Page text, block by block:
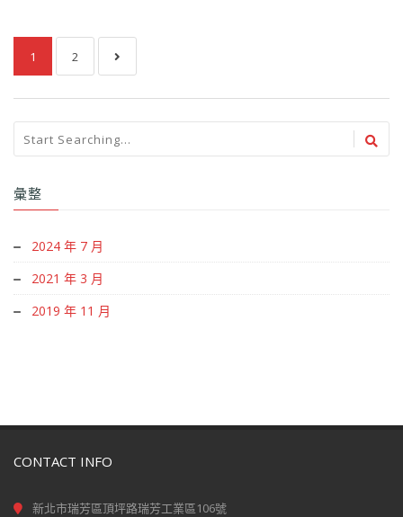
1 2
彙整
2024 年 7 月
2021 年 3 月
2019 年 11 月
CONTACT INFO
新北市瑞芳區頂坪路瑞芳工業區106號